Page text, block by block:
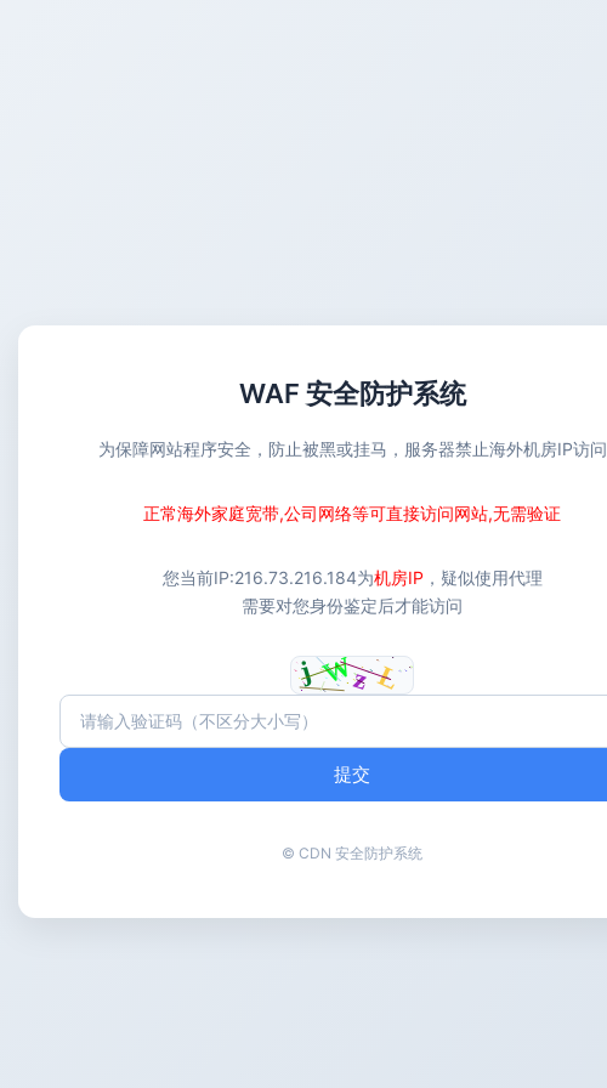
WAF 安全防护系统
为保障网站程序安全，防止被黑或挂马，服务器禁止海外机房IP访问
正常海外家庭宽带,公司网络等可直接访问网站,无需验证
您当前IP:216.73.216.184为机房IP ，疑似使用代理
需要对您身份鉴定后才能访问
提交
© CDN 安全防护系统